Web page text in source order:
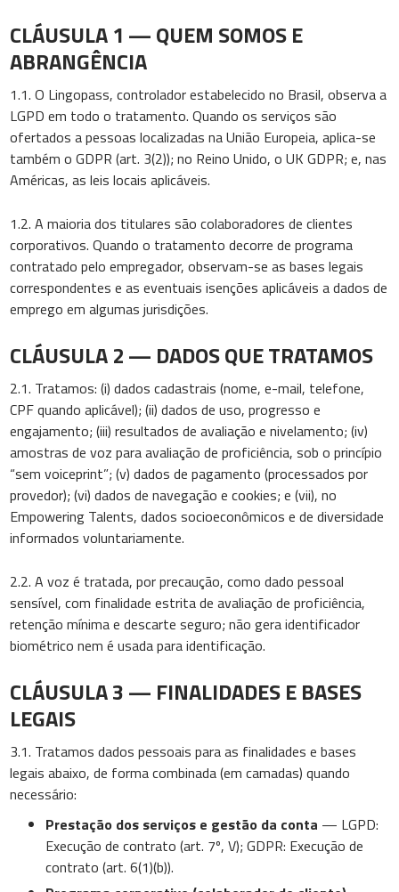
CLÁUSULA 1 — QUEM SOMOS E
ABRANGÊNCIA
1.1. O Lingopass, controlador estabelecido no Brasil, observa a
LGPD em todo o tratamento. Quando os serviços são
ofertados a pessoas localizadas na União Europeia, aplica-se
também o GDPR (art. 3(2)); no Reino Unido, o UK GDPR; e, nas
Américas, as leis locais aplicáveis.
1.2. A maioria dos titulares são colaboradores de clientes
corporativos. Quando o tratamento decorre de programa
contratado pelo empregador, observam-se as bases legais
correspondentes e as eventuais isenções aplicáveis a dados de
emprego em algumas jurisdições.
CLÁUSULA 2 — DADOS QUE TRATAMOS
2.1. Tratamos: (i) dados cadastrais (nome, e-mail, telefone,
CPF quando aplicável); (ii) dados de uso, progresso e
engajamento; (iii) resultados de avaliação e nivelamento; (iv)
amostras de voz para avaliação de proficiência, sob o princípio
“sem voiceprint”; (v) dados de pagamento (processados por
provedor); (vi) dados de navegação e cookies; e (vii), no
Empowering Talents, dados socioeconômicos e de diversidade
informados voluntariamente.
2.2. A voz é tratada, por precaução, como dado pessoal
sensível, com finalidade estrita de avaliação de proficiência,
retenção mínima e descarte seguro; não gera identificador
biométrico nem é usada para identificação.
CLÁUSULA 3 — FINALIDADES E BASES
LEGAIS
3.1. Tratamos dados pessoais para as finalidades e bases
legais abaixo, de forma combinada (em camadas) quando
necessário:
Prestação dos serviços e gestão da conta — LGPD:
Execução de contrato (art. 7º, V); GDPR: Execução de
contrato (art. 6(1)(b)).